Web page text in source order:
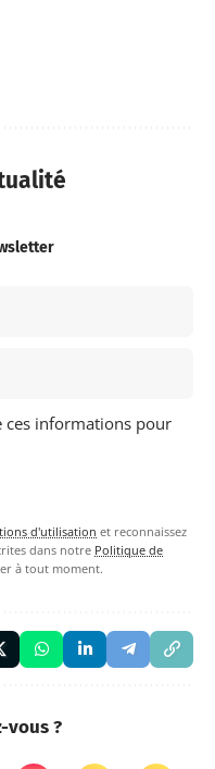
ces informations pour
d'utilisation et reconnaissez
dans notre Politique de
à tout moment.
vous ?